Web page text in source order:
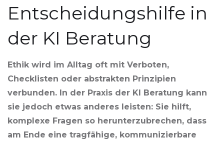
Entscheidungshilfe in
der KI Beratung
Ethik wird im Alltag oft mit Verboten,
Checklisten oder abstrakten Prinzipien
verbunden. In der Praxis der KI Beratung kann
sie jedoch etwas anderes leisten: Sie hilft,
komplexe Fragen so herunterzubrechen, dass
am Ende eine tragfähige, kommunizierbare